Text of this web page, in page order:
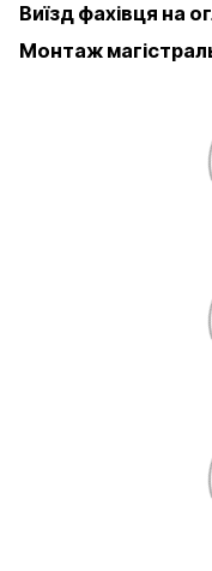
Виїзд фахівця на
Монтаж